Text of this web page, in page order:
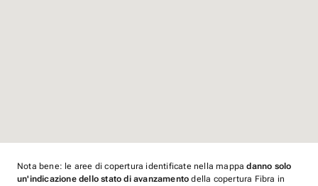
Nota bene: le aree di copertura identificate nella mappadanno solo
un'indicazione dello stato di avanzamento della copertura Fibra in